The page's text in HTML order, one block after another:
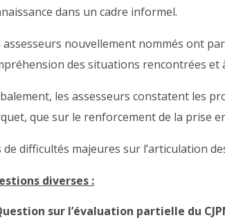
dans un cadre informel.
assesseurs nouvellement nommés ont
des situations rencontrées et
les assesseurs constatent les
que sur le renforcement de la prise
de difficultés majeures sur l’articulation
diverses :
sur l’évaluation partielle du